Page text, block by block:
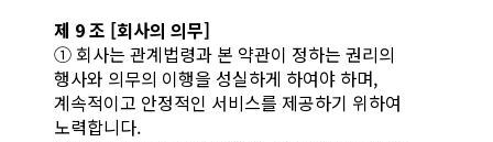
제 9 조 [회사의 의무]
① 회사는 관계법령과 본 약관이 정하는 권리의
행사와 의무의 이행을 성실하게 하여야 하며,
계속적이고 안정적인 서비스를 제공하기 위하여
노력합니다.